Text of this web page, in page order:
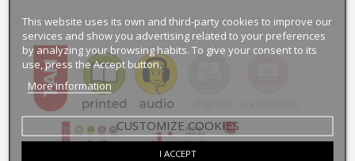
This website uses its own and third-party cookies to improve our
services and show you advertising related to your preferences
by analyzing your browsing habits. To give your consent to its
use, press the Accept button.
More information
CUSTOMIZE COOKIES
I ACCEPT